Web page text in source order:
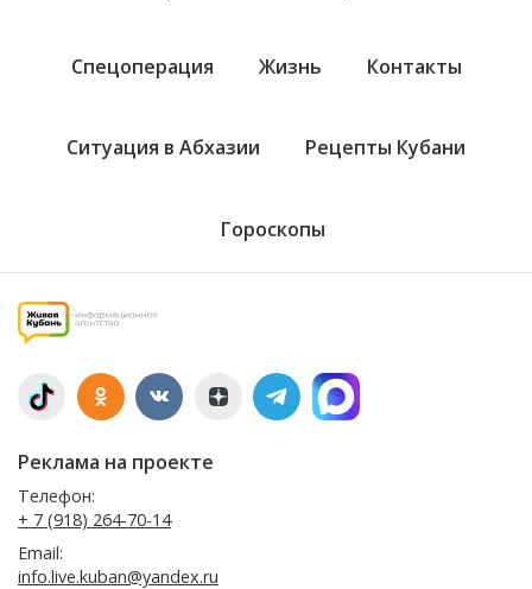
Спецоперация Жизнь Контакты
Ситуация в Абхазии Рецепты Кубани
Гороскопы
Реклама на проекте
Телефон:
+ 7 (918) 264-70-14
Email:
info.live.kuban@yandex.ru